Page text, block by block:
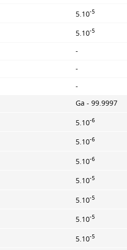
5.10-5
5.10-5
-
-
-
Ga - 99.9997
5.10-6
5.10-6
5.10-6
5.10-5
5.10-5
5.10-5
5.10-5